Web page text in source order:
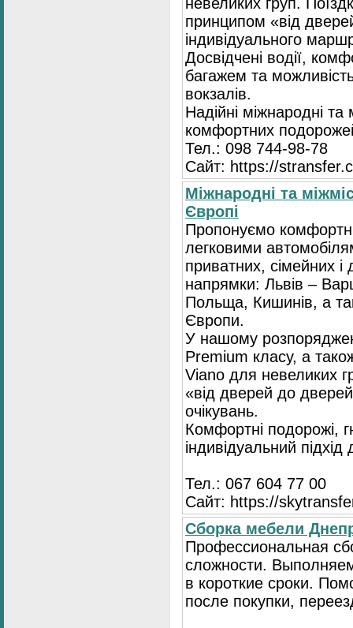
невеликих груп.
принципом «від
індивідуального
Досвідчені водії,
багажем та
вокзалів.
Надійні міжнародні
комфортних
Тел.: 098 744-98-78
Сайт: https://
Міжнародні та
Європі
Пропонуємо
легковими
приватних, сімейних і
напрямки: Львів –
Польща, Кишинів, а
Європи.
У нашому
Premium класу, а
Viano для невеликих
«від дверей до
очікувань.
Комфортні подорожі,
індивідуальний
Тел.: 067 604 77 00
Сайт: https://
Сбopка мебели
Пpoфессиональная
сложности.
в короткие сроки.
после покупки,